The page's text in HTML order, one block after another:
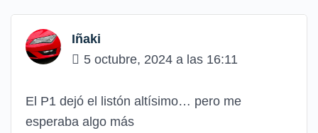
Iñaki
5 octubre, 2024 a las 16:11
El P1 dejó el listón altísimo… pero me
esperaba algo más